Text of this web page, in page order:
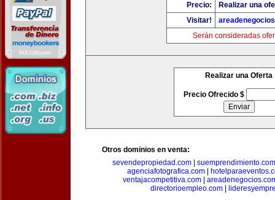
Precio:
Realizar una
Visitar!
Serán consideradas
Realizar una Oferta
Precio Ofrecido $
Otros dominios en venta:
sevendepropiedad.com| suemprendimiento.com
agenciafotografica.com|
ventajacompetitiva.com
directorioempleo.com|